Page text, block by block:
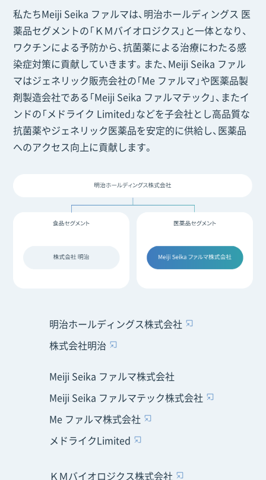
私たちMeiji Seika ファルマは、明治ホールディングス 医
薬品セグメントの「ＫＭバイオロジクス」と一体となり、
ワクチンによる予防から、抗菌薬による治療にわたる感
染症対策に貢献していきます。また、Meiji Seika ファル
マはジェネリック販売会社の「Me ファルマ」や医薬品製
剤製造会社である「Meiji Seika ファルマテック」、またイ
ンドの「メドライク Limited」などを子会社とし高品質な
抗菌薬やジェネリック医薬品を安定的に供給し、医薬品
へのアクセス向上に貢献します。
明治ホールディングス株式会社
株式会社明治
Meiji Seika ファルマ株式会社
Meiji Seika ファルマテック株式会社
Me ファルマ株式会社
メドライクLimited
ＫＭバイオロジクス株式会社